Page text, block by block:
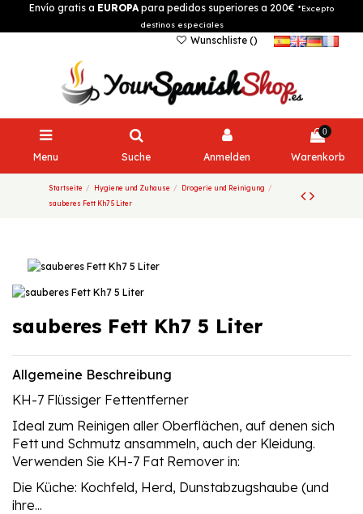
Envío gratis a EUROPApara pedidos superiores a 200€ *Excepto
destinos especiales
Wunschliste ()
Menu Suche Anmelden
0
Warenkorb
Startseite Hygiene und Zuhause
Drogerie und Reinigung
sauberes Fett Kh7 5 Liter
sauberes Fett Kh7 5 Liter
Allgemeine Beschreibung
KH-7 Flüssiger Fettentferner
Ideal zum Reinigen aller Oberflächen, auf denen sich
Fett und Schmutz ansammeln, auch der Kleidung.
Verwenden Sie KH-7 Fat Remover in:
Die Küche: Kochfeld, Herd, Dunstabzugshaube (und
ihre...